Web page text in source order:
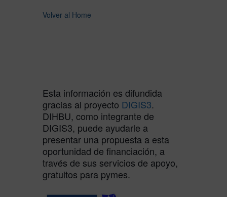
Volver al Home
Esta información es difundida
gracias al proyecto DIGIS3.
DIHBU, como integrante de
DIGIS3, puede ayudarle a
presentar una propuesta a esta
oportunidad de financiación, a
través de sus servicios de apoyo,
gratuitos para pymes.